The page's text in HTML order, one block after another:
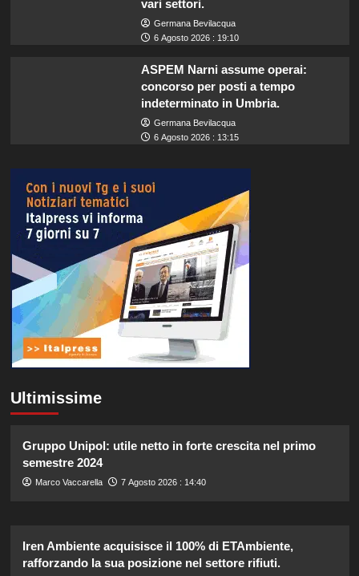
vari settori.
Germana Bevilacqua
6 Agosto 2026 : 19:10
ASPEM Narni assume operai:
concorso per posti a tempo
indeterminato in Umbria.
Germana Bevilacqua
6 Agosto 2026 : 13:15
Ultimissime
Gruppo Unipol: utile netto in forte crescita nel primo
semestre 2024
Marco Vaccarella 7 Agosto 2026 : 14:40
Iren Ambiente acquisisce il 100% di ETAmbiente,
rafforzando la sua posizione nel settore rifiuti.